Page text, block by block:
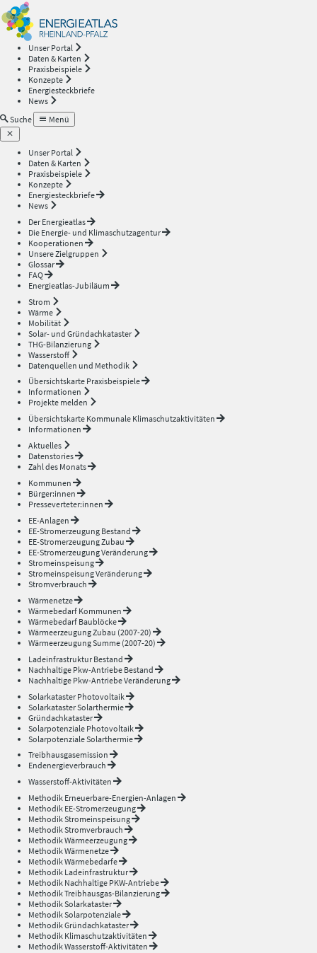
Unser Portal
Daten & Karten
Praxisbeispiele
Konzepte
Energiesteckbriefe
News
Suche
Menü
Unser Portal
Daten & Karten
Praxisbeispiele
Konzepte
Energiesteckbriefe
News
Der Energieatlas
Die Energie- und Klimaschutzagentur
Kooperationen
Unsere Zielgruppen
Glossar
FAQ
Energieatlas-Jubiläum
Strom
Wärme
Mobilität
Solar- und Gründachkataster
THG-Bilanzierung
Wasserstoff
Datenquellen und Methodik
Übersichtskarte Praxisbeispiele
Informationen
Projekte melden
Übersichtskarte Kommunale Klimaschutzaktivitäten
Informationen
Aktuelles
Datenstories
Zahl des Monats
Kommunen
Bürger:innen
Presseverteter:innen
EE-Anlagen
EE-Stromerzeugung Bestand
EE-Stromerzeugung Zubau
EE-Stromerzeugung Veränderung
Stromeinspeisung
Stromeinspeisung Veränderung
Stromverbrauch
Wärmenetze
Wärmebedarf Kommunen
Wärmebedarf Baublöcke
Wärmeerzeugung Zubau (2007-20)
Wärmeerzeugung Summe (2007-20)
Ladeinfrastruktur Bestand
Nachhaltige Pkw-Antriebe Bestand
Nachhaltige Pkw-Antriebe Veränderung
Solarkataster Photovoltaik
Solarkataster Solarthermie
Gründachkataster
Solarpotenziale Photovoltaik
Solarpotenziale Solarthermie
Treibhausgasemission
Endenergieverbrauch
Wasserstoff-Aktivitäten
Methodik Erneuerbare-Energien-Anlagen
Methodik EE-Stromerzeugung
Methodik Stromeinspeisung
Methodik Stromverbrauch
Methodik Wärmeerzeugung
Methodik Wärmenetze
Methodik Wärmebedarfe
Methodik Ladeinfrastruktur
Methodik Nachhaltige PKW-Antriebe
Methodik Treibhausgas-Bilanzierung
Methodik Solarkataster
Methodik Solarpotenziale
Methodik Gründachkataster
Methodik Klimaschutzaktivitäten
Methodik Wasserstoff-Aktivitäten